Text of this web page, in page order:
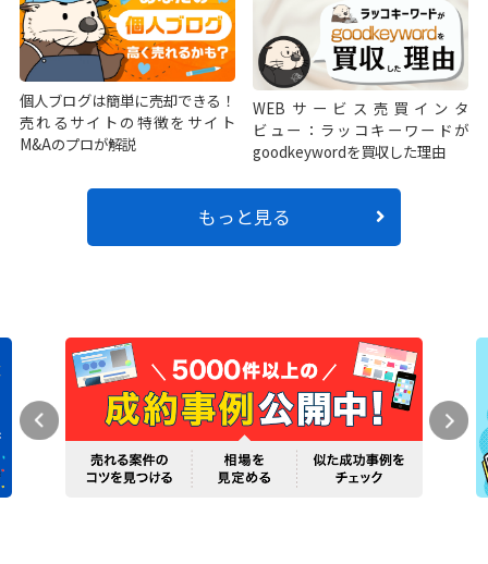
個人ブログは簡単に売却できる！
売れるサイトの特徴をサイト
M&Aのプロが解説
WEBサービス売買インタ
ビュー：ラッコキーワードが
goodkeywordを買収した理由
もっと見る